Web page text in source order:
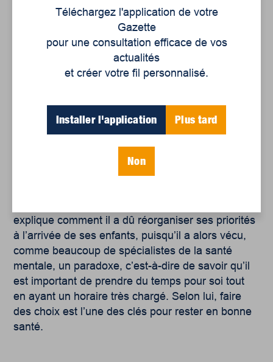
psychologue. Ces passions tournent autour de
l’écriture, de la relation d’aide, de la lecture et du
sport. En 2016, alors finaliste pour le Prix de la
nouvelle de Radio-Canada, l’auteur de
explique d’où cette passion pour
l’écriture provient. Le sportif explique également
vie, et quel est le rôle des entraîneur-euses. Il
expose comment sa pratique de psychologue lui
permet d’enrichir son rôle d’enseignant. Il parle
également de sa vision de la psychothérapie en
livrant ses ressentis sur le discours qui porte sur la
explique comment il a dû réorganiser ses priorités
à l’arrivée de ses enfants, puisqu’il a alors vécu,
comme beaucoup de spécialistes de la santé
mentale, un paradoxe, c’est-à-dire de savoir qu’il
est important de prendre du temps pour soi tout
en ayant un horaire très chargé. Selon lui, faire
des choix est l’une des clés pour rester en bonne
santé.
Téléchargez l'application de votre
Gazette
pour une consultation efficace de vos
actualités
et créer votre fil personnalisé.
Installer l'application Plus tard
Non